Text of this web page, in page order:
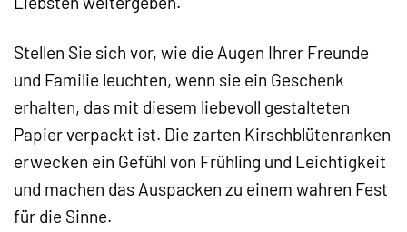
Stellen Sie sich vor, wie die Augen Ihrer Freunde
und Familie leuchten, wenn sie ein Geschenk
erhalten, das mit diesem liebevoll gestalteten
Papier verpackt ist. Die zarten Kirschblütenranken
erwecken ein Gefühl von Frühling und Leichtigkeit
und machen das Auspacken zu einem wahren Fest
für die Sinne.